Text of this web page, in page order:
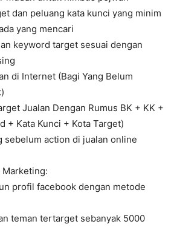
dan peluang kata kunci yang minim
yang mencari
keyword target sesuai dengan
di Internet (Bagi Yang Belum
Jualan Dengan Rumus BK + KK +
+ Kata Kunci + Kota Target)
sebelum action di jualan online
Marketing:
profil facebook dengan metode
teman tertarget sebanyak 5000